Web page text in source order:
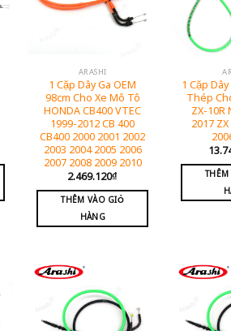
ARASHI
1 Cặp Dây Ga OEM
98cm Cho Xe Mô Tô
HONDA CB400 VTEC
1999-2012 CB 400
CB400 2000 2001 2002
2003 2004 2005 2006
2007 2008 2009 2010
2.469.120₫
THÊM VÀO GIỎ
HÀNG
1 Cặp
Thép
ZX-10R
2017